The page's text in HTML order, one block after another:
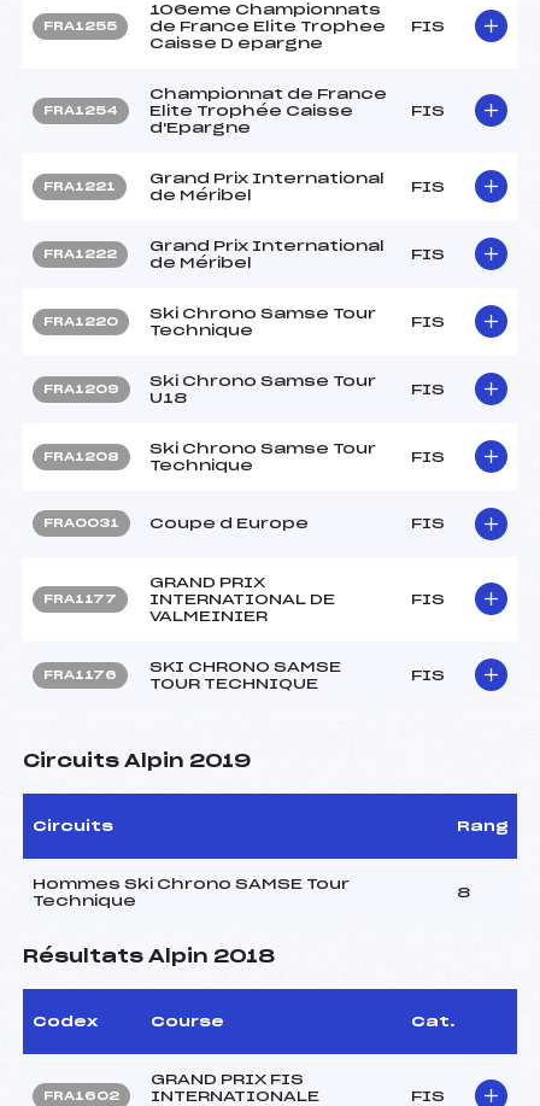
FRA1255
106eme Championnats
de France Elite Trophee
Caisse D epargne
FIS
FRA1254
Championnat de France
Elite Trophée Caisse
d'Epargne
FIS
FRA1221
Grand Prix International
de Méribel
FIS
FRA1222
Grand Prix International
de Méribel
FIS
FRA1220
Ski Chrono Samse Tour
Technique
FIS
FRA1209
Ski Chrono Samse Tour
U18
FIS
FRA1208
Ski Chrono Samse Tour
Technique
FIS
FRA0031 Coupe d Europe FIS
FRA1177
GRAND PRIX
INTERNATIONAL DE
VALMEINIER
FIS
FRA1176
SKI CHRONO SAMSE
TOUR TECHNIQUE
FIS
Circuits Alpin 2019
Circuits Rang
Hommes Ski Chrono SAMSE Tour
Technique
8
Résultats Alpin 2018
Codex Course Cat.
FRA1602
GRAND PRIX FIS
INTERNATIONALE
FIS